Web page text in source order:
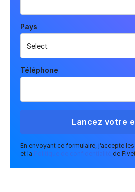
Pays
Téléphone
En envoyant ce formulaire, j’accepte les
et la Politique de confidentialité de